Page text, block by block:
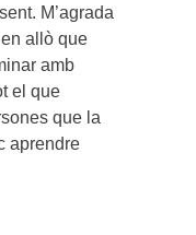
M’agrada
allò que
amb
el que
que la
aprendre